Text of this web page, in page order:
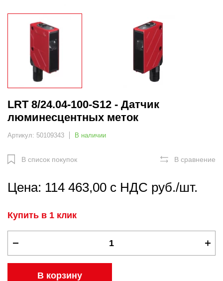
LRT 8/24.04-100-S12 - Датчик
люминесцентных меток
Артикул: 50109343 В наличии
В список покупок В сравнение
Цена: 114 463,00 с НДС руб./шт.
Купить в 1 клик
В корзину